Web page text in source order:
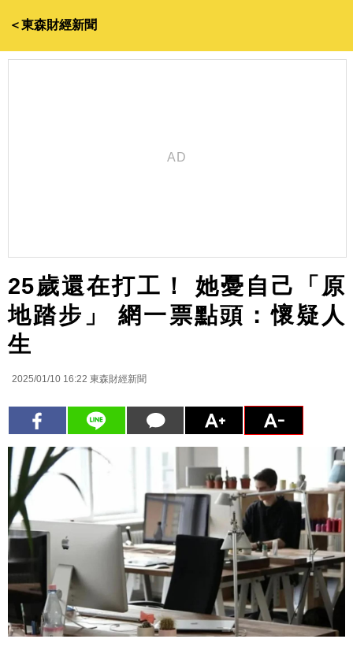
＜東森財經新聞
25歲還在打工！ 她憂自己「原
地踏步」 網一票點頭：懷疑人
生
2025/01/10 16:22 東森財經新聞